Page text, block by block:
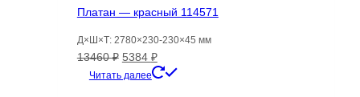
Опции
можно
Платан — красный 114571
Д×Ш×Т: 2780×230-230×45 мм
13460₽ Первоначальная
цена
5384 ₽Текущая
цена:
Читать далее